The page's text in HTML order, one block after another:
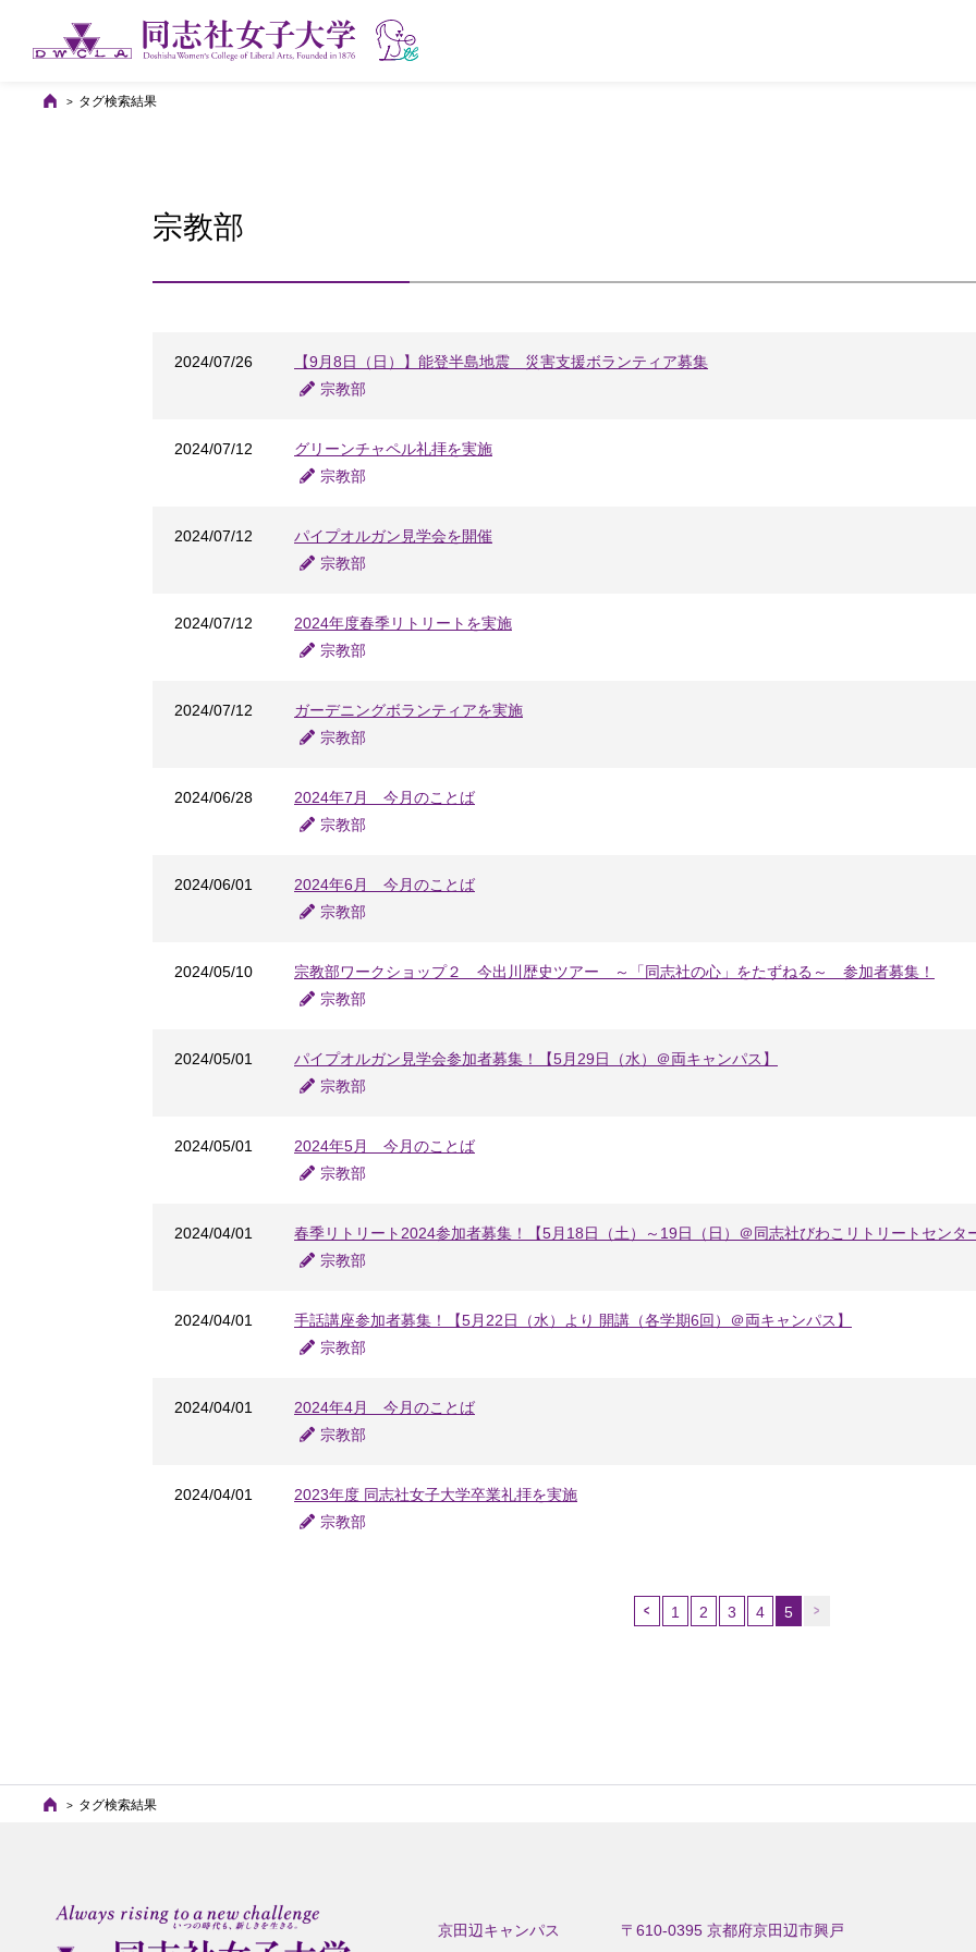
タグ検索結果
宗教部
2024/07/26
【9月8日（日）】能登半島地震 災害支援ボランティア募集
宗教部
2024/07/12
グリーンチャペル礼拝を実施
宗教部
2024/07/12
パイプオルガン見学会を開催
宗教部
2024/07/12
2024年度春季リトリートを実施
宗教部
2024/07/12
ガーデニングボランティアを実施
宗教部
2024/06/28
2024年7月 今月のことば
宗教部
2024/06/01
2024年6月 今月のことば
宗教部
2024/05/10
宗教部ワークショップ２ 今出川歴史ツアー ～「同志社の心」をたずねる～ 参加者募集！
宗教部
2024/05/01
パイプオルガン見学会参加者募集！【5月29日（水）＠両キャンパス】
宗教部
2024/05/01
2024年5月 今月のことば
宗教部
2024/04/01
春季リトリート2024参加者募集！【5月18日（土）～19日（日）＠同志社びわこリトリートセンタ
宗教部
2024/04/01
手話講座参加者募集！【5月22日（水）より 開講（各学期6回）＠両キャンパス】
宗教部
2024/04/01
2024年4月 今月のことば
宗教部
2024/04/01
2023年度 同志社女子大学卒業礼拝を実施
宗教部
1 2 3 4
5
タグ検索結果
京田辺キャンパス
〒610-0395 京都府京田辺市興戸